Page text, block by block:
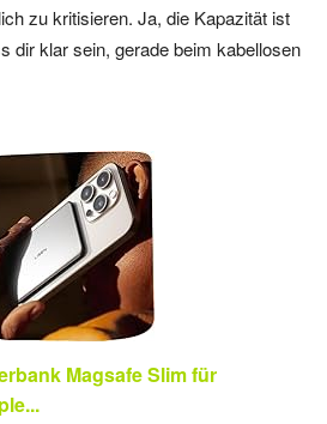
zu kritisieren. Ja, die Kapazität ist
dir klar sein, gerade beim kabellosen
Magsafe Slim für